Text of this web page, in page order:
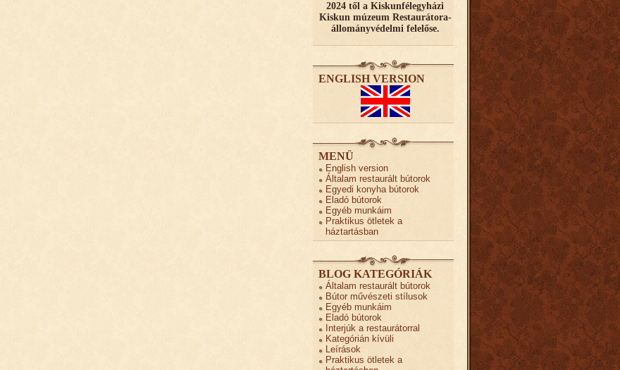
2024 től a Kiskunfélegyházi
Kiskun múzeum Restaurátora-
állományvédelmi felelőse.
ENGLISH VERSION
MENÜ
English version
Általam restaurált bútorok
Egyedi konyha bútorok
Eladó bútorok
Egyéb munkáim
Praktikus ötletek a
háztartásban
BLOG KATEGÓRIÁK
Általam restaurált bútorok
Bútor művészeti stílusok
Egyéb munkáim
Eladó bútorok
Interjúk a restaurátorral
Kategórián kívüli
Leírások
Praktikus ötletek a